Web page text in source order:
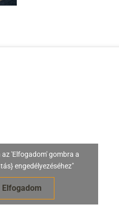
'Elfogadom' gombra a
engedélyezéséhez"
Elfogadom